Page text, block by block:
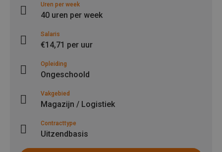
Uren per week
40 uren per week
Salaris
€14,71 per uur
Opleiding
Ongeschoold
Vakgebied
Magazijn / Logistiek
Contracttype
Uitzendbasis